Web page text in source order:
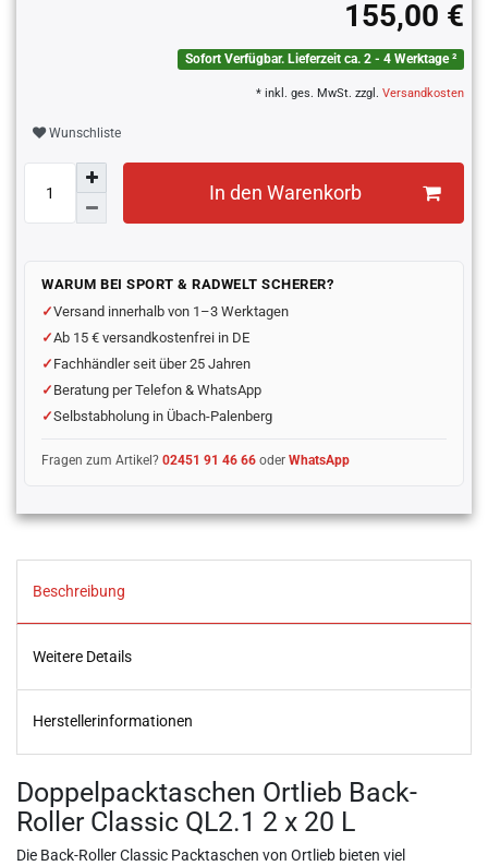
155,00 €
Sofort Verfügbar. Lieferzeit ca. 2 - 4 Werktage ²
* inkl. ges. MwSt. zzgl. Versandkosten
Wunschliste
In den Warenkorb
WARUM BEI SPORT & RADWELT SCHERER?
Versand innerhalb von 1–3 Werktagen
Ab 15 € versandkostenfrei in DE
Fachhändler seit über 25 Jahren
Beratung per Telefon & WhatsApp
Selbstabholung in Übach-Palenberg
Fragen zum Artikel?02451 91 46 66 oderWhatsApp
Beschreibung
Weitere Details
Herstellerinformationen
Doppelpacktaschen Ortlieb Back-
Roller Classic QL2.1 2 x 20 L
Die Back-Roller Classic Packtaschen von Ortlieb bieten viel